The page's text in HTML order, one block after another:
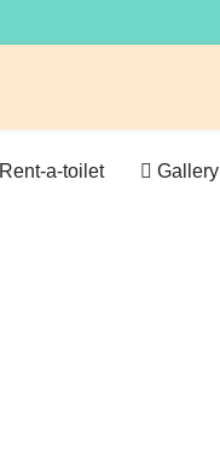
Rent-a-toilet Gallery